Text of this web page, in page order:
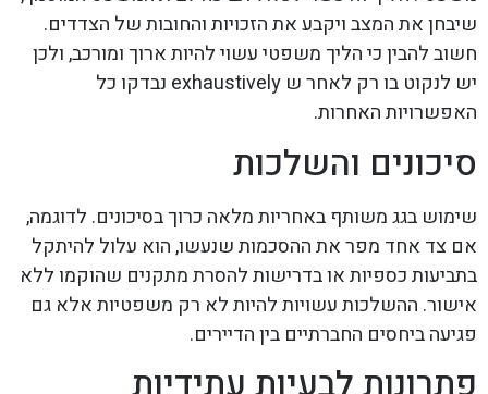
שיבחן את המצב ויקבע את הזכויות והחובות של הצדדים.
חשוב להבין כי הליך משפטי עשוי להיות ארוך ומורכב, ולכן
יש לנקוט בו רק לאחר ש exhaustively נבדקו כל
האפשרויות האחרות.
סיכונים והשלכות
שימוש בגג משותף באחריות מלאה כרוך בסיכונים. לדוגמה,
אם צד אחד מפר את ההסכמות שנעשו, הוא עלול להיתקל
בתביעות כספיות או בדרישות להסרת מתקנים שהוקמו ללא
אישור. ההשלכות עשויות להיות לא רק משפטיות אלא גם
פגיעה ביחסים החברתיים בין הדיירים.